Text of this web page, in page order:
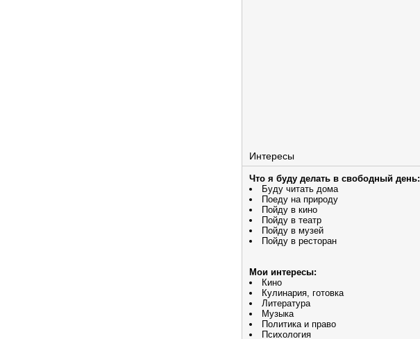
Интересы
Что я буду делать в свободный день:
Буду читать дома
Поеду на природу
Пойду в кино
Пойду в театр
Пойду в музей
Пойду в ресторан
Мои интересы:
Кино
Кулинария, готовка
Литература
Музыка
Политика и право
Психология